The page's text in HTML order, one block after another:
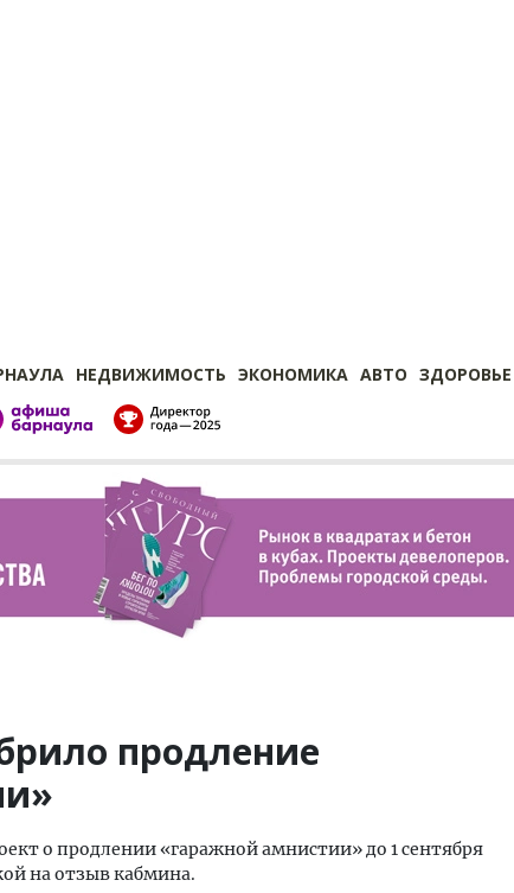
НЕДВИЖИМОСТЬ ЭКОНОМИКА АВТО ЗДОРОВЬЕ
продление
о продлении «гаражной амнистии» до 1 сентября
на отзыв кабмина.